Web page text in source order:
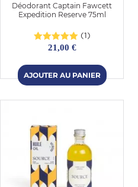
Déodorant Captain Fawcett
Expedition Reserve 75ml
(1)
21,00 €